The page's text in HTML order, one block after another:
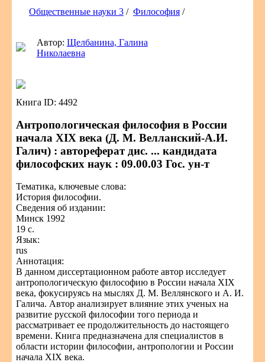
Общественные науки 3 / Философия /
Автор: Щелбанина, Галина
Николаевна
Книга ID: 4492
Антропологическая философия в России
начала XIX века (Д. М. Велланский-А.И.
Галич) : автореферат дис. ... кандидата
философских наук : 09.00.03 Гос. ун-т
Тематика, ключевые слова:
История философии.
Сведения об издании:
Минск 1992
19 с.
Язык:
rus
Аннотация:
В данном диссертационном работе автор исследует
антропологическую философию в России начала XIX
века, фокусируясь на мыслях Д. М. Веллянского и А. И.
Галича. Автор анализирует влияние этих ученых на
развитие русской философии того периода и
рассматривает ее продолжительность до настоящего
времени. Книга предназначена для специалистов в
области истории философии, антропологии и России
начала XIX века.